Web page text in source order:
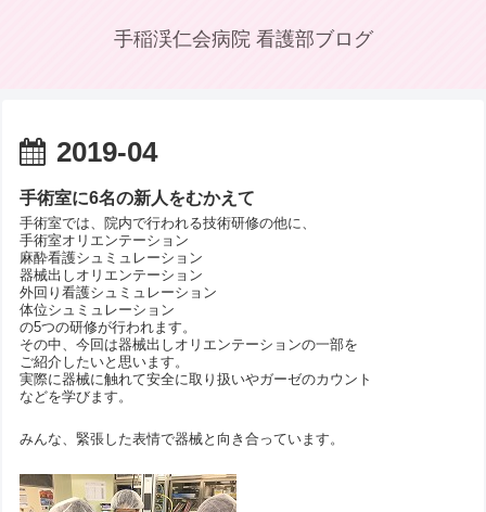
手稲渓仁会病院 看護部ブログ
2019-04
手術室に6名の新人をむかえて
手術室では、院内で行われる技術研修の他に、
手術室オリエンテーション
麻酔看護シュミュレーション
器械出しオリエンテーション
外回り看護シュミュレーション
体位シュミュレーション
の5つの研修が行われます。
その中、今回は器械出しオリエンテーションの一部を
ご紹介したいと思います。
実際に器械に触れて安全に取り扱いやガーゼのカウント
などを学びます。
みんな、緊張した表情で器械と向き合っています。